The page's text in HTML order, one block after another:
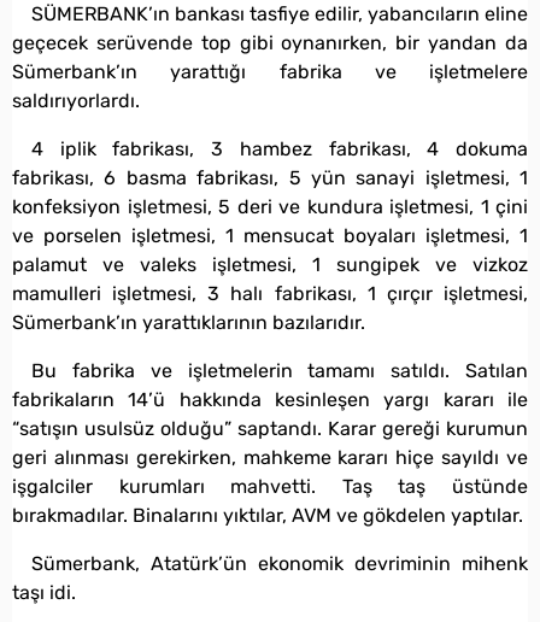
SÜMERBANK’ın bankası tasfiye edilir, yabancıların eline
geçecek serüvende top gibi oynanırken, bir yandan da
Sümerbank’ın yarattığı fabrika ve işletmelere
saldırıyorlardı.
4 iplik fabrikası, 3 hambez fabrikası, 4 dokuma
fabrikası, 6 basma fabrikası, 5 yün sanayi işletmesi, 1
konfeksiyon işletmesi, 5 deri ve kundura işletmesi, 1 çini
ve porselen işletmesi, 1 mensucat boyaları işletmesi, 1
palamut ve valeks işletmesi, 1 sungipek ve vizkoz
mamulleri işletmesi, 3 halı fabrikası, 1 çırçır işletmesi,
Sümerbank’ın yarattıklarının bazılarıdır.
Bu fabrika ve işletmelerin tamamı satıldı. Satılan
fabrikaların 14’ü hakkında kesinleşen yargı kararı ile
“satışın usulsüz olduğu” saptandı. Karar gereği kurumun
geri alınması gerekirken, mahkeme kararı hiçe sayıldı ve
işgalciler kurumları mahvetti. Taş taş üstünde
bırakmadılar. Binalarını yıktılar, AVM ve gökdelen yaptılar.
Sümerbank, Atatürk’ün ekonomik devriminin mihenk
taşı idi.